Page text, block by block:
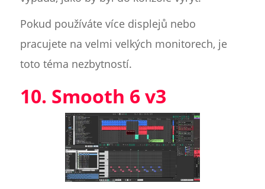
Pokud používáte více displejů nebo
pracujete na velmi velkých monitorech, je
toto téma nezbytností.
10. Smooth 6 v3